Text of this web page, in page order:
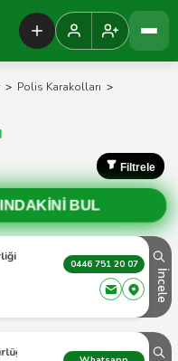
> Polis Karakolları >
Filtrele
BUL
0446 751 20 07
İncele